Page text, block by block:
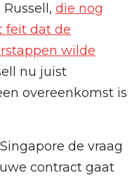
die nog
feit dat de
wilde
nu juist
overeenkomst is
de vraag
contract gaat